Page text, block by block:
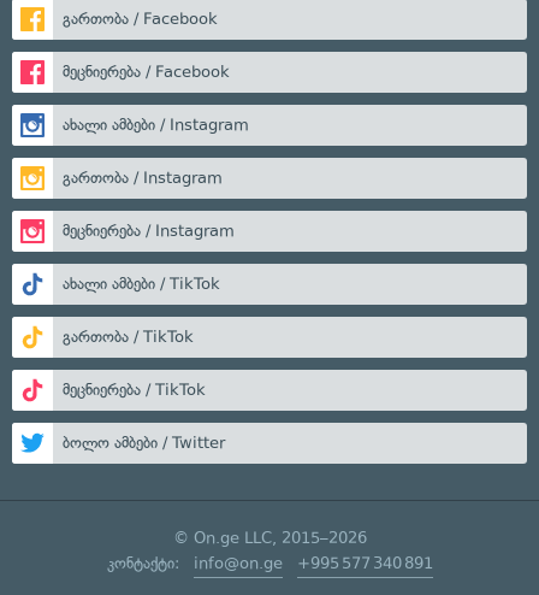
გართობა / Facebook
მეცნიერება / Facebook
ახალი ამბები / Instagram
გართობა / Instagram
მეცნიერება / Instagram
ახალი ამბები / TikTok
გართობა / TikTok
მეცნიერება / TikTok
ბოლო ამბები / Twitter
© On.ge LLC, 2015–2026
კონტაქტი: info@on.ge +995 577 340 891